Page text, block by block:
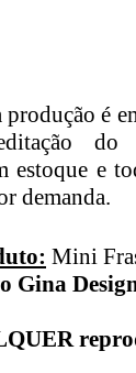
produção é
do
estoque e
demanda.
Mini
Gina